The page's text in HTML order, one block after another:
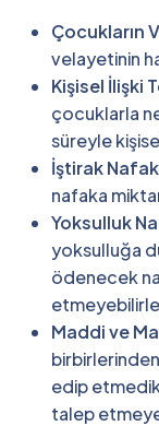
Çocukların
velayetinin
Kişisel İlişki
çocuklarla
süreyle
İştirak
nafaka
Yoksulluk
yoksulluğa
ödenecek
Maddi ve
edip
talep